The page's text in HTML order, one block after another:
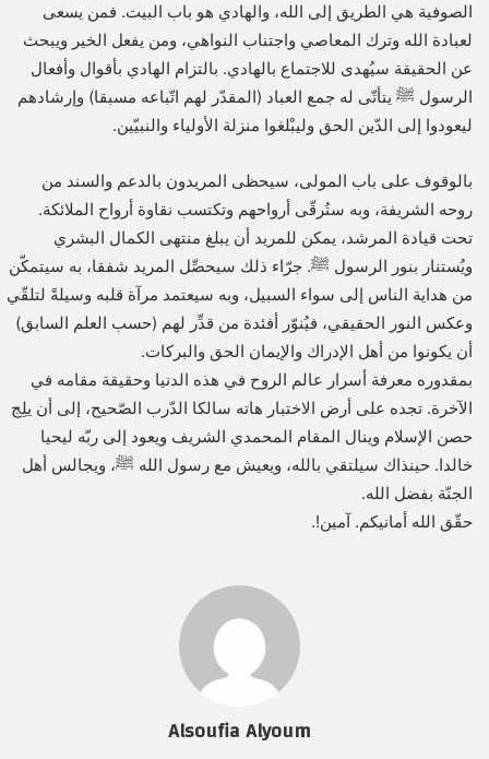
الصوفية هي الطريق إلى الله، والهادي هو باب البيت. فمن يسعى
لعبادة الله وترك المعاصي واجتناب النواهي، ومن يفعل الخير ويبحث
عن الحقيقة سيُهدى للاجتماع بالهادي. بالتزام الهادي بأقوال وأفعال
الرسول ﷺ يتأتّى له جمع العباد (المقدّر لهم اتّباعه مسبقا) وإرشادهم
ليعودوا إلى الدّين الحق وليبْلغوا منزلة الأولياء والنبيّين.
بالوقوف على باب المولى، سيحظى المريدون بالدعم والسند من
روحه الشريفة، وبه ستُرقّى أرواحهم وتكتسب نقاوة أرواح الملائكة.
تحت قيادة المرشد، يمكن للمريد أن يبلغ منتهى الكمال البشري
ويُستنار بنور الرسول ﷺ. جرّاء ذلك سيحصِّل المريد شفقا، به سيتمكّن
من هداية الناس إلى سواء السبيل، وبه سيعتمد مرآة قلبه وسيلةً لتلقّي
وعكس النور الحقيقي، فيُنوّر أفئدة من قدِّر لهم (حسب العلم السابق)
أن يكونوا من أهل الإدراك والإيمان الحق والبركات.
بمقدوره معرفة أسرار عالم الروح في هذه الدنيا وحقيقة مقامه في
الآخرة. تجده على أرض الاختبار هاته سالكا الدّرب الصّحيح، إلى أن يلِج
حصن الإسلام وينال المقام المحمدي الشريف ويعود إلى ربّه ليحيا
خالدا. حينذاك سيلتقي بالله، ويعيش مع رسول الله ﷺ، ويجالس أهل
الجنّة بفضل الله.
حقّق الله أمانيكم. آمين!.
Alsoufia Alyoum